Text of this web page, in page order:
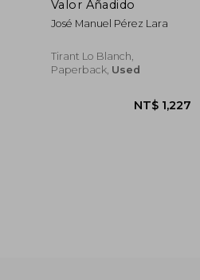
Valor Añadido
José Manuel Pérez Lara
Tirant Lo Blanch,
Paperback, Used